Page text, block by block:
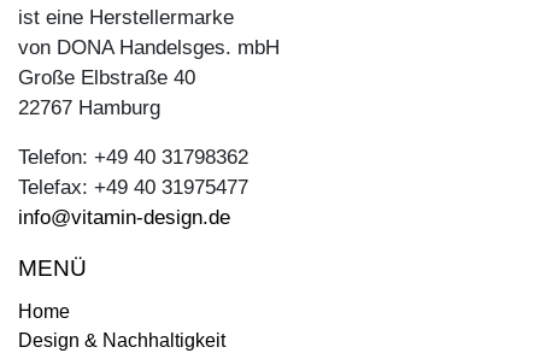
ist eine Herstellermarke
von DONA Handelsges. mbH
Große Elbstraße 40
22767 Hamburg
Telefon: +49 40 31798362
Telefax: +49 40 31975477
info@vitamin-design.de
MENÜ
Home
Design & Nachhaltigkeit